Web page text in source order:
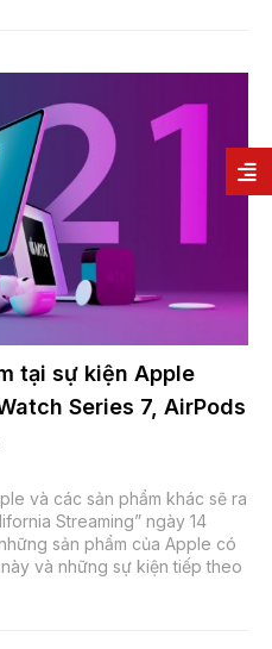
tại sự kiện Apple
Series 7, AirPods
và các sản phẩm khác sẽ ra
Streaming” ngày 14
sản phẩm của Apple có
và những sự kiện tiếp theo